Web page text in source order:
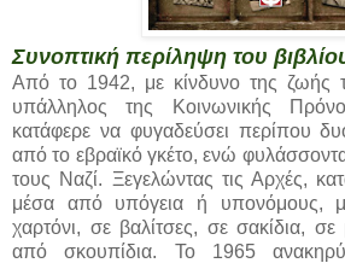
Συνοπτική περίληψη του
Από το 1942, με κίνδυνο της ζωής
υπάλληλος της Κοινωνικής
κατάφερε να φυγαδεύσει περίπου
από το εβραϊκό γκέτο, ενώ
τους Ναζί. Ξεγελώντας τις Αρχές,
μέσα από υπόγεια ή υπονόμους,
χαρτόνι, σε βαλίτσες, σε σακίδια,
από σκουπίδια. Το 1965